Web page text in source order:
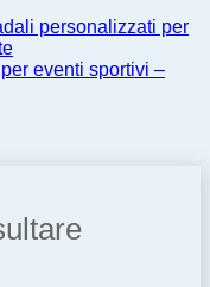
personalizzati per
eventi sportivi –